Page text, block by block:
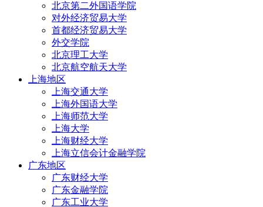
北京第二外国语学院
对外经济贸易大学
首都经济贸易大学
外交学院
北京理工大学
北京航空航天大学
上海地区
上海交通大学
上海外国语大学
上海师范大学
上海大学
上海财经大学
上海立信会计金融学院
广东地区
广东财经大学
广东金融学院
广东工业大学